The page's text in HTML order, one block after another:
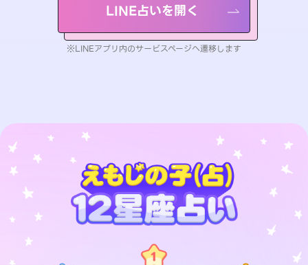
LINE占いを開く
※LINEアプリ内のサービスページへ遷移します